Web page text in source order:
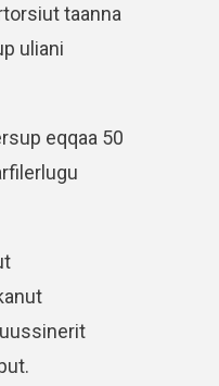
taanna
uliani
eqqaa 50